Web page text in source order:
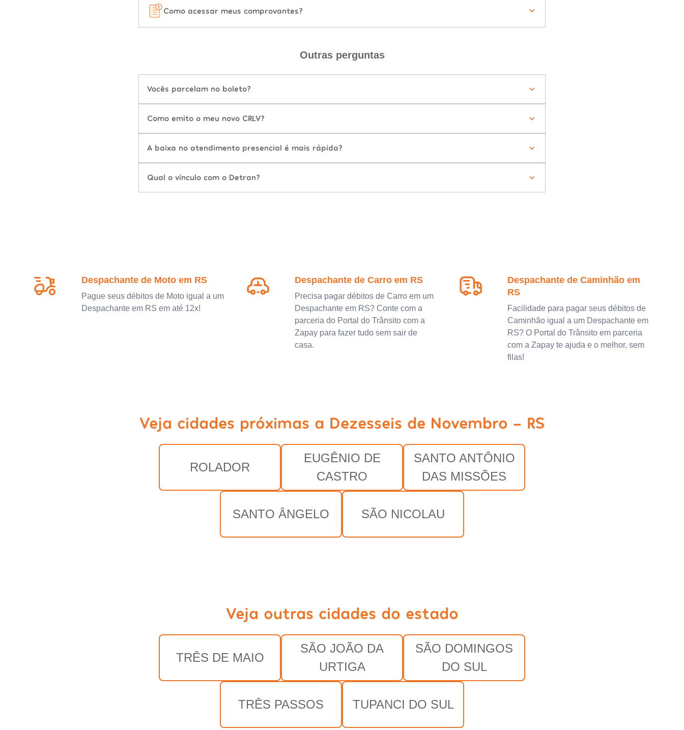
Como acessar meus comprovantes?
Outras perguntas
Vocês parcelam no boleto?
Como emito o meu novo CRLV?
A baixa no atendimento presencial é mais rápida?
Qual o vínculo com o Detran?
Despachante de Moto em RS
Pague seus débitos de Moto igual a um
Despachante em RS em até 12x!
Despachante de Carro em RS
Precisa pagar débitos de Carro em um
Despachante em RS? Conte com a
parceria do Portal do Trânsito com a
Zapay para fazer tudo sem sair de
casa.
Despachante de Caminhão em
RS
Facilidade para pagar seus débitos de
Caminhão igual a um Despachante em
RS? O Portal do Trânsito em parceria
com a Zapay te ajuda e o melhor, sem
filas!
Veja cidades próximas a Dezesseis de Novembro - RS
ROLADOR
EUGÊNIO DE
CASTRO
SANTO ANTÔNIO
DAS MISSÕES
SANTO ÂNGELO SÃO NICOLAU
Veja outras cidades do estado
TRÊS DE MAIO
SÃO JOÃO DA
URTIGA
SÃO DOMINGOS
DO SUL
TRÊS PASSOS TUPANCI DO SUL